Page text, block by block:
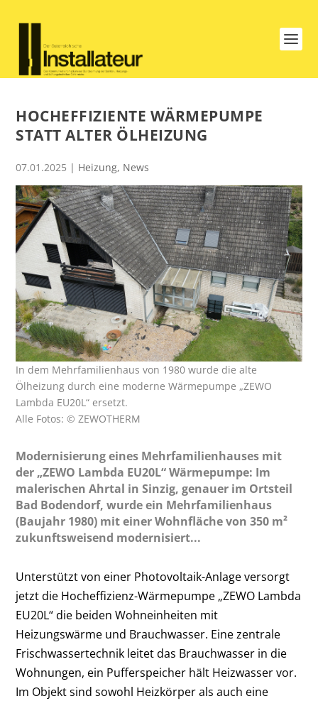
HOCHEFFIZIENTE WÄRMEPUMPE
STATT ALTER ÖLHEIZUNG
07.01.2025 | Heizung, News
In dem Mehrfamilienhaus von 1980 wurde die alte
Ölheizung durch eine moderne Wärmepumpe „ZEWO
Lambda EU20L“ ersetzt.
Alle Fotos: © ZEWOTHERM
Modernisierung eines Mehrfamilienhauses mit
der „ZEWO Lambda EU20L“ Wärmepumpe: Im
malerischen Ahrtal in Sinzig, genauer im Ortsteil
Bad Bodendorf, wurde ein Mehrfamilienhaus
(Baujahr 1980) mit einer Wohnfläche von 350 m²
zukunftsweisend modernisiert...
Unterstützt von einer Photovoltaik-Anlage versorgt
jetzt die Hocheffizienz-Wärmepumpe „ZEWO Lambda
EU20L“ die beiden Wohneinheiten mit
Heizungswärme und Brauchwasser. Eine zentrale
Frischwassertechnik leitet das Brauchwasser in die
Wohnungen, ein Pufferspeicher hält Heizwasser vor.
Im Objekt sind sowohl Heizkörper als auch eine